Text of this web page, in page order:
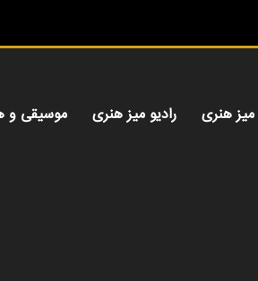
میز هنری رادیو میز هنری موسیقی و